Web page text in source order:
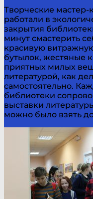
Творческие
работали в
закрытия
минут смастерить
красивую
бутылок, жестяные
приятных милых
литературой, как
самостоятельно.
библиотеки
выставки
можно было взять